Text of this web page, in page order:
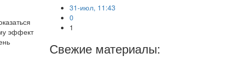
эффект
31-июл, 11:43
0
1
Свежие материалы: